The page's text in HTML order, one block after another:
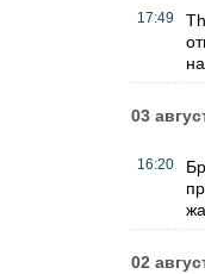
17:49
03
16:20
02